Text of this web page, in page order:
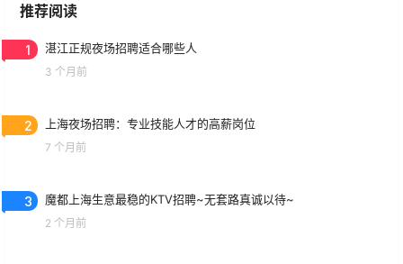
推荐阅读
1 湛江正规夜场招聘适合哪些人
3 个月前
2 上海夜场招聘：专业技能人才的高薪岗位
7 个月前
3 魔都上海生意最稳的KTV招聘~无套路真诚以待~
2 个月前